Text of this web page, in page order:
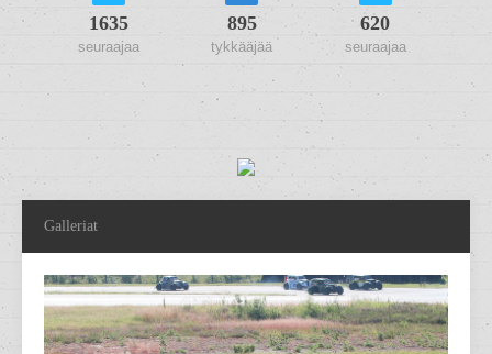
1635
seuraajaa
895
tykkääjää
620
seuraajaa
Galleriat